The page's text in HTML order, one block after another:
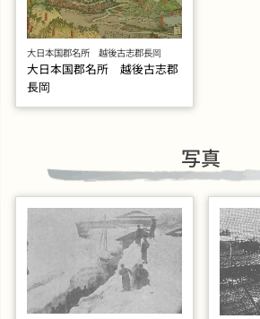
大日本国郡名所 越後古志郡長岡
大日本国郡名所 越後古志郡
長岡
写真